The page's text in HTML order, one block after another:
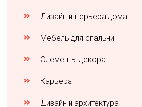
Дизайн интерьера дома
Мебель для спальни
Элементы декора
Карьера
Дизайн и архитектура